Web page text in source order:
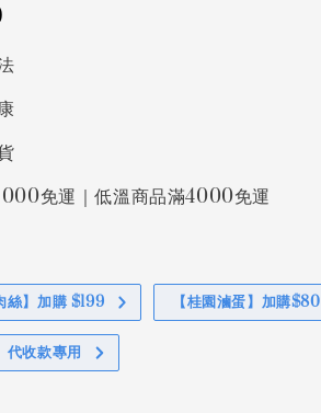
免運｜低溫商品滿4000免運
絲】加購 $199 【桂園滷蛋】加購$80
代收款專用